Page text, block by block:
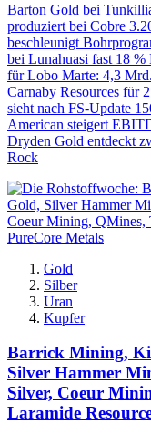
Barton Gold bei
produziert bei Cobre
beschleunigt
bei Lunahuasi fast 18
für Lobo Marte: 4,3
Carnaby Resources für
sieht nach FS-Update
American steigert
Dryden Gold entdeckt
Rock
Gold
Silber
Uran
Kupfer
Barrick Mining,
Silver Hammer
Silver, Coeur
Laramide